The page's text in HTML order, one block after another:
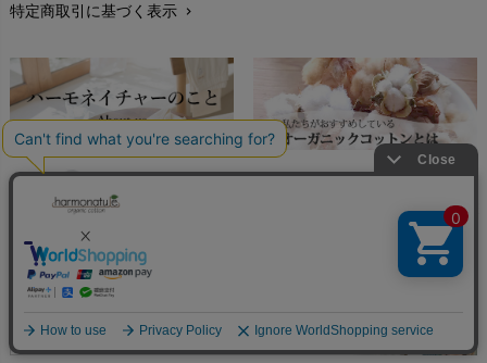
NATURAPURA（ナチュラプラ）
Nukleus（ニュクレス）
返品交換chevron_right
FAXでのご注文
お問い合わせchevron_right
特定商取引に基づく表示 chevron_right